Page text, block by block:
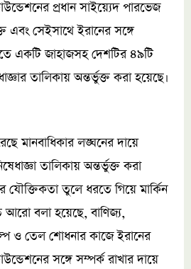
প্রধান সাইয়্যেদ পারভেজ
এবং সেইসাথে ইরানের সঙ্গে
একটি জাহাজসহ দেশটির ৪৯টি
তালিকায় অন্তর্ভুক্ত করা হয়েছে।
মানবাধিকার লঙ্ঘনের দায়ে
তালিকায় অন্তর্ভুক্ত করা
যৌক্তিকতা তুলে ধরতে গিয়ে মার্কিন
আরো বলা হয়েছে, বাণিজ্য,
ও তেল শোধনার কাজে ইরানের
সঙ্গে সম্পর্ক রাখার দায়ে